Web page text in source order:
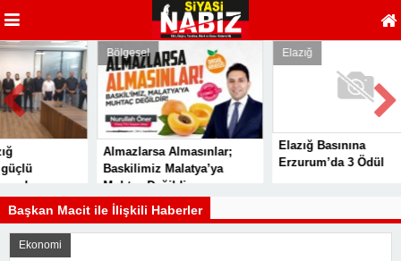
Bölgesel
Almazlarsa Almasınlar;
Baskilimiz Malatya’ya
Muhtaç Değildir
Elazığ
Elazığ Basınına
Erzurum’da 3 Ödül
Başkan Macit ile İlişkili Haberler
Ekonomi